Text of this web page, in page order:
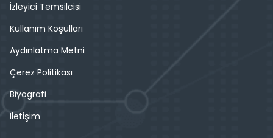
İzleyici Temsilcisi
Kullanım Koşulları
Aydınlatma Metni
Çerez Politikası
Biyografi
İletişim